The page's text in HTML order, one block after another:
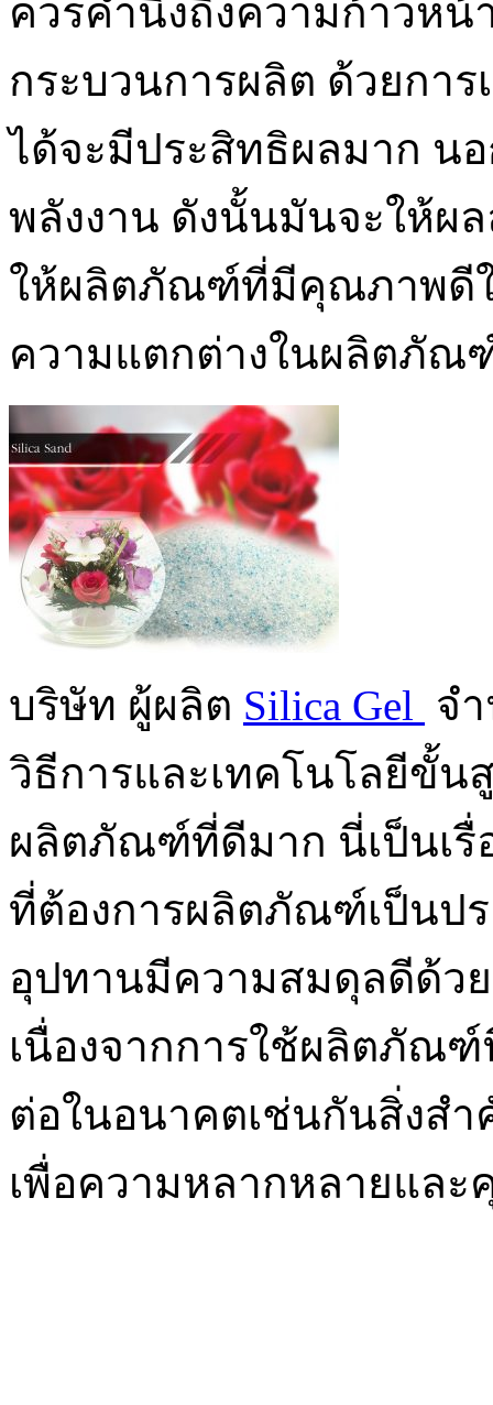
ควรคำนึงถึงความก้าวหน้
กระบวนการผลิต ด้วยกา
ได้จะมีประสิทธิผลมาก น
พลังงาน ดังนั้นมันจะให้ผ
ให้ผลิตภัณฑ์ที่มีคุณภาพดี
ความแตกต่างในผลิตภัณ
บริษัท ผู้ผลิต Silica Gel
จ
วิธีการและเทคโนโลยีขั้น
ผลิตภัณฑ์ที่ดีมาก นี่เป็นเรื่
ที่ต้องการผลิตภัณฑ์เป็นป
อุปทานมีความสมดุลดีด้ว
เนื่องจากการใช้ผลิตภัณฑ์
ต่อในอนาคตเช่นกันสิ่งสำ
เพื่อความหลากหลายแล